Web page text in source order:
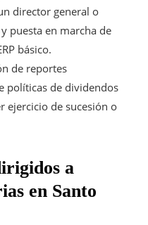
director general o
puesta en marcha de
básico.
de reportes
políticas de dividendos
ejercicio de sucesión o
a
en Santo